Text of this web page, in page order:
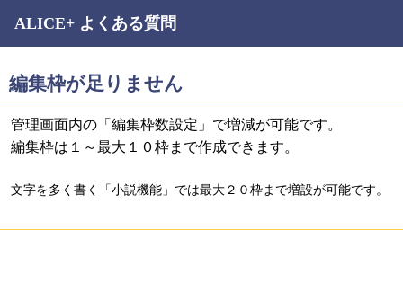
ALICE+ よくある質問
編集枠が足りません
管理画面内の「編集枠数設定」で増減が可能です。
編集枠は１～最大１０枠まで作成できます。
文字を多く書く「小説機能」では最大２０枠まで増設が可能です。